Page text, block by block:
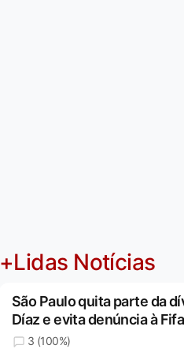
+Lidas Notícias
São Paulo quita parte da
Díaz e evita denúncia à Fifa
3 (100%)